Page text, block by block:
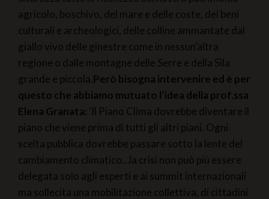
agricolo, boschivo, del mare e delle coste, dei beni
culturali e archeologici, delle colline ammantate dal
giallo vivo delle ginestre come in nessun’altra
regione o dalle montagne delle Serre e della Sila
grande e piccola.Però bisogna intervenire ed è per
questo che abbiamo mutuato l’idea della prof.ssa
Elena Granata: ‘Il Piano Clima dovrebbe diventare il
piano che viene prima di tutti gli altri piani. Ogni
scelta pubblica dovrebbe passare sotto la lente del
cambiamento climatico…la crisi non può più essere
delegata solo agli esperti e ai summit internazionali
ma sollecita una mobilitazione collettiva, di cittadini